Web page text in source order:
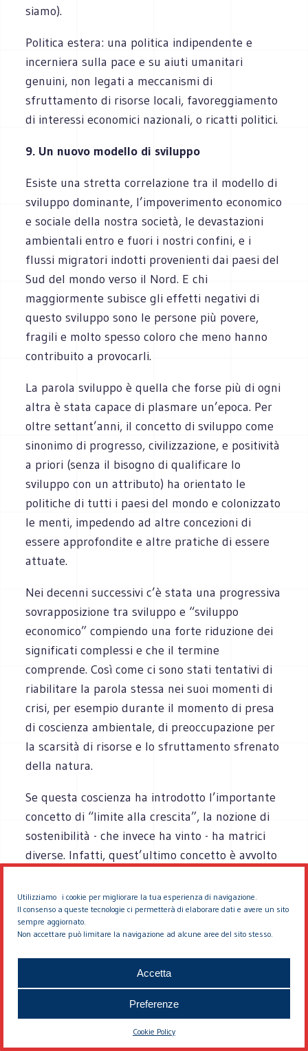
Utilizziamo i cookie per migliorare la tua esperienza di navigazione.
Il consenso a queste tecnologie ci permetterà di elaborare dati e avere un sito
sempre aggiornato.
Non accettare può limitare la navigazione ad alcune aree del sito stesso.
Accetta
Preferenze
Cookie Policy
siamo).
Politica estera: una politica indipendente e
incerniera sulla pace e su aiuti umanitari
genuini, non legati a meccanismi di
sfruttamento di risorse locali, favoreggiamento
di interessi economici nazionali, o ricatti politici.
9. Un nuovo modello di sviluppo
Esiste una stretta correlazione tra il modello di
sviluppo dominante, l’impoverimento economico
e sociale della nostra società, le devastazioni
ambientali entro e fuori i nostri confini, e i
flussi migratori indotti provenienti dai paesi del
Sud del mondo verso il Nord. E chi
maggiormente subisce gli effetti negativi di
questo sviluppo sono le persone più povere,
fragili e molto spesso coloro che meno hanno
contribuito a provocarli.
La parola sviluppo è quella che forse più di ogni
altra è stata capace di plasmare un’epoca. Per
oltre settant’anni, il concetto di sviluppo come
sinonimo di progresso, civilizzazione, e positività
a priori (senza il bisogno di qualificare lo
sviluppo con un attributo) ha orientato le
politiche di tutti i paesi del mondo e colonizzato
le menti, impedendo ad altre concezioni di
essere approfondite e altre pratiche di essere
attuate.
Nei decenni successivi c’è stata una progressiva
sovrapposizione tra sviluppo e “sviluppo
economico” compiendo una forte riduzione dei
significati complessi e che il termine
comprende. Così come ci sono stati tentativi di
riabilitare la parola stessa nei suoi momenti di
crisi, per esempio durante il momento di presa
di coscienza ambientale, di preoccupazione per
la scarsità di risorse e lo sfruttamento sfrenato
della natura.
Se questa coscienza ha introdotto l’importante
concetto di “limite alla crescita”, la nozione di
sostenibilità - che invece ha vinto - ha matrici
diverse. Infatti, quest’ultimo concetto è avvolto
l’innovazione tecnologica riveste un ruolo
centrale. Si riconosce una crisi ecologica, ma a
differenza del movimento radicale sul limite
interiorizzare la cura per l’ambiente.
10. Lo sviluppo: una credenza
La caratteristica peculiare dello sviluppo, e